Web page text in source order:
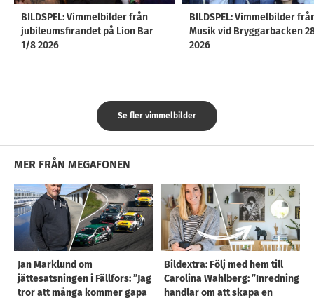
BILDSPEL: Vimmelbilder från
jubileumsfirandet på Lion Bar
1/8 2026
BILDSPEL: Vimmelbilder
Musik vid Bryggarbacken
2026
Se fler vimmelbilder
MER FRÅN MEGAFONEN
Jan Marklund om
jättesatsningen i Fällfors: ”Jag
tror att många kommer gapa
Bildextra: Följ med hem till
Carolina Wahlberg: ”Inredning
handlar om att skapa en